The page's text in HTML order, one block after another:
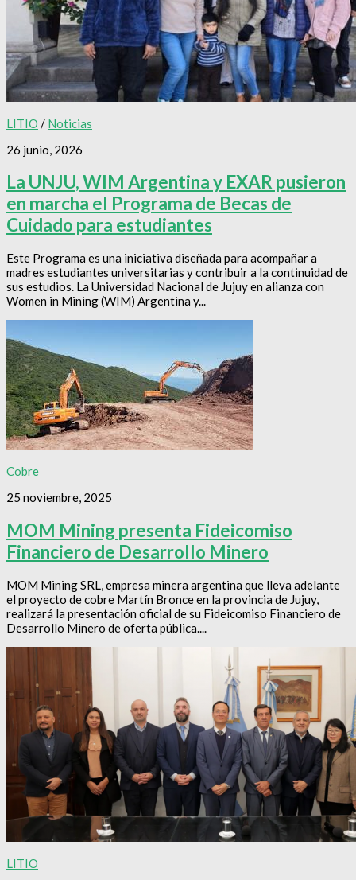
LITIO / Noticias
26 junio, 2026
La UNJU, WIM Argentina y EXAR pusieron
en marcha el Programa de Becas de
Cuidado para estudiantes
Este Programa es una iniciativa diseñada para acompañar a
madres estudiantes universitarias y contribuir a la continuidad de
sus estudios. La Universidad Nacional de Jujuy en alianza con
Women in Mining (WIM) Argentina y...
Cobre
25 noviembre, 2025
MOM Mining presenta Fideicomiso
Financiero de Desarrollo Minero
MOM Mining SRL, empresa minera argentina que lleva adelante
el proyecto de cobre Martín Bronce en la provincia de Jujuy,
realizará la presentación oficial de su Fideicomiso Financiero de
Desarrollo Minero de oferta pública....
LITIO